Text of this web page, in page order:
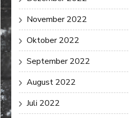
November 2022
Oktober 2022
September 2022
August 2022
Juli 2022